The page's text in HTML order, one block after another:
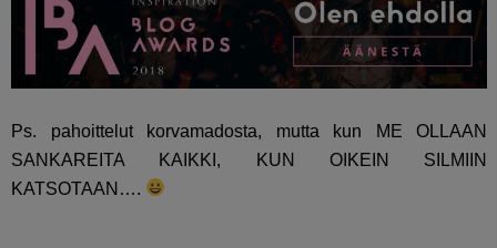
Ps. pahoittelut korvamadosta, mutta kun ME OLLAAN
SANKAREITA KAIKKI, KUN OIKEIN SILMIIN
KATSOTAAN….